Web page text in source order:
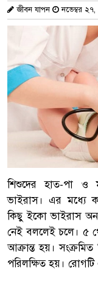
জীবন যাপন নভেম্বর
শিশুদের হাত-পা
ভাইরাস। এর মধ্যে
কিছু ইকো ভাইরাস
নেই বললেই চলে। ৫
আক্রান্ত হয়।
পরিলক্ষিত হয়।